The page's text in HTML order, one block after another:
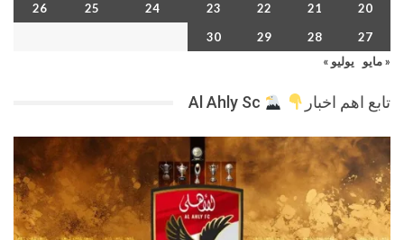
20
21
22
23
24
25
26
27
28
29
30
« مايو
يوليو »
تابع اهم اخبار